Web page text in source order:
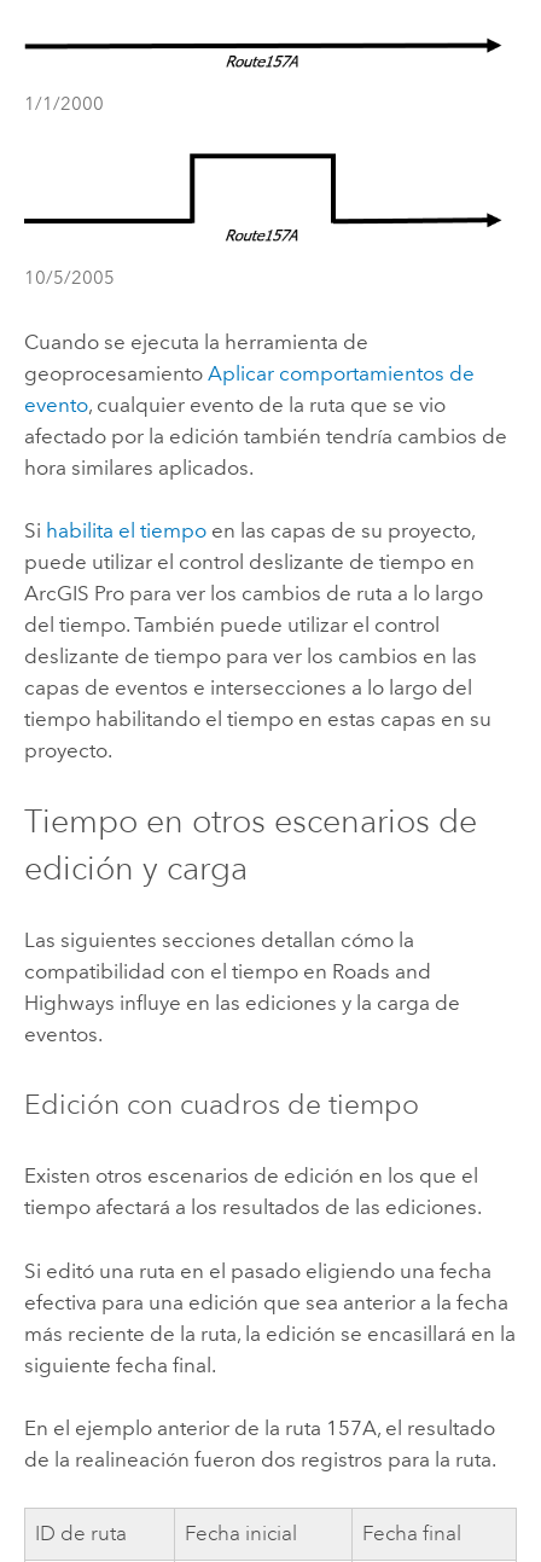
1/1/2000
10/5/2005
Cuando se ejecuta la herramienta de
geoprocesamiento Aplicar comportamientos de
evento, cualquier evento de la ruta que se vio
afectado por la edición también tendría cambios de
hora similares aplicados.
Si habilita el tiempoen las capas de su proyecto,
puede utilizar el control deslizante de tiempo en
ArcGIS Propara ver los cambios de ruta a lo largo
del tiempo. También puede utilizar el control
deslizante de tiempo para ver los cambios en las
capas de eventos e intersecciones a lo largo del
tiempo habilitando el tiempo en estas capas en su
proyecto.
Tiempo en otros escenarios de
edición y carga
Las siguientes secciones detallan cómo la
compatibilidad con el tiempo en Roads and
Highways influye en las ediciones y la carga de
eventos.
Edición con cuadros de tiempo
Existen otros escenarios de edición en los que el
tiempo afectará a los resultados de las ediciones.
Si editó una ruta en el pasado eligiendo una fecha
efectiva para una edición que sea anterior a la fecha
más reciente de la ruta, la edición se encasillará en la
siguiente fecha final.
En el ejemplo anterior de la ruta 157A, el resultado
de la realineación fueron dos registros para la ruta.
ID de ruta Fecha inicial Fecha final